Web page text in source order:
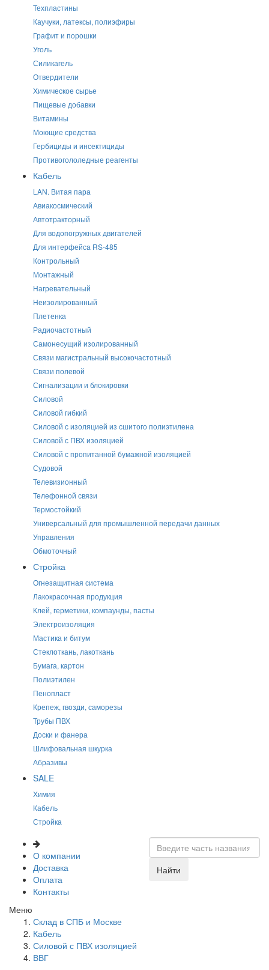
Техпластины
Каучуки, латексы, полиэфиры
Графит и порошки
Уголь
Силикагель
Отвердители
Химическое сырье
Пищевые добавки
Витамины
Моющие средства
Гербициды и инсектициды
Противогололедные реагенты
Кабель
LAN. Витая пара
Авиакосмический
Автотракторный
Для водопогружных двигателей
Для интерфейса RS-485
Контрольный
Монтажный
Нагревательный
Неизолированный
Плетенка
Радиочастотный
Самонесущий изолированный
Связи магистральный высокочастотный
Связи полевой
Сигнализации и блокировки
Силовой
Силовой гибкий
Силовой с изоляцией из сшитого полиэтилена
Силовой с ПВХ изоляцией
Силовой с пропитанной бумажной изоляцией
Судовой
Телевизионный
Телефонной связи
Термостойкий
Универсальный для промышленной передачи данных
Управления
Обмоточный
Стройка
Огнезащитная система
Лакокрасочная продукция
Клей, герметики, компаунды, пасты
Электроизоляция
Мастика и битум
Стеклоткань, лакоткань
Бумага, картон
Полиэтилен
Пенопласт
Крепеж, гвозди, саморезы
Трубы ПВХ
Доски и фанера
Шлифовальная шкурка
Абразивы
SALE
Химия
Кабель
Стройка
О компании
Доставка
Оплата
Контакты
Найти
Меню
Склад в СПБ и Москве
Кабель
Силовой с ПВХ изоляцией
ВВГ